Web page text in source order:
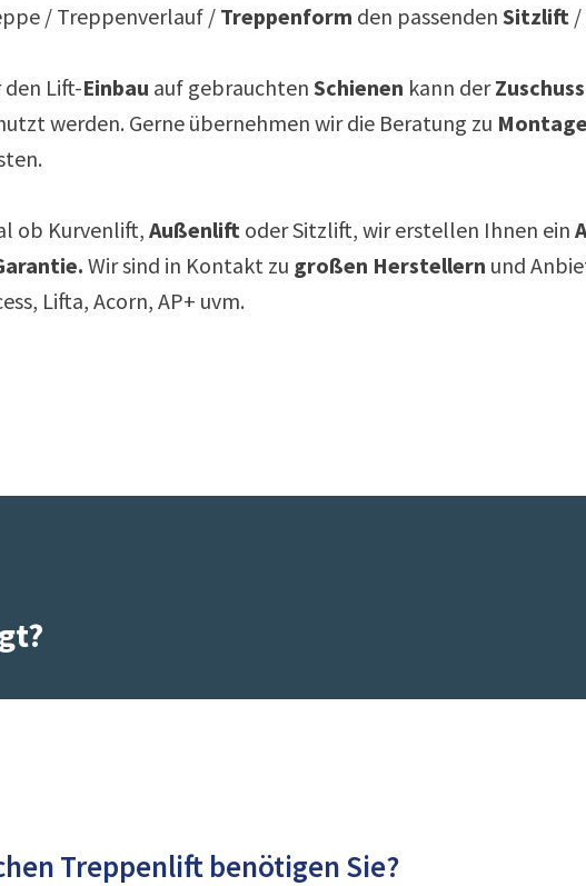
/ Treppenverlauf / Treppenform den passenden Sitzlift /
den Lift-Einbau auf gebrauchten Schienen kann derZuschuss
werden. Gerne übernehmen wir die Beratung zu
ob Kurvenlift, Außenlift oder Sitzlift, wir erstellen Ihnen ein
Wir sind in Kontakt zu großen Herstellern und
Lifta, Acorn, AP+ uvm.
Treppenlift benötigen Sie?